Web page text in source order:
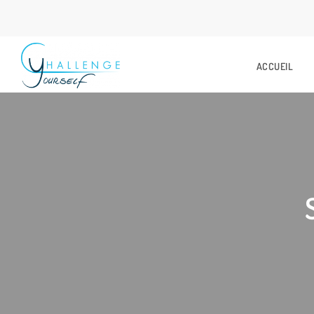
ACCUEIL